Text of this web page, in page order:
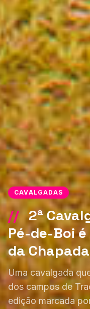
CAVALGADAS
// 2ª
Pé-de-Boi
da
Uma cavalgada
dos campos de
edição marcada